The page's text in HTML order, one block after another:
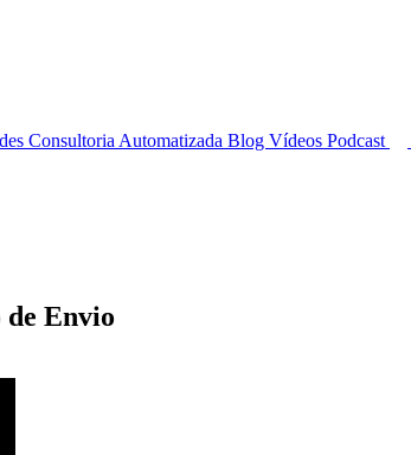
Consultoria Automatizada Blog Vídeos Podcast
Envio